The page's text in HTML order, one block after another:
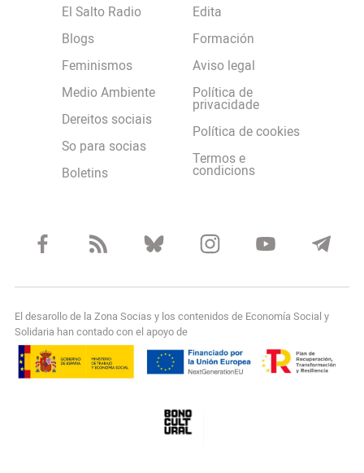
El Salto Radio
Blogs
Feminismos
Medio Ambiente
Dereitos sociais
So para socias
Boletins
Edita
Formación
Aviso legal
Política de
privacidade
Política de cookies
Termos e
condicions
El desarollo de la Zona Socias y los contenidos de Economía Social y
Solidaria han contado con el apoyo de